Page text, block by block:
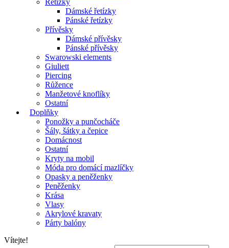
Řetízky
Dámské řetízky
Pánské řetízky
Přívěsky
Dámské přívěsky
Pánské přívěsky
Swarowski elements
Giuliett
Piercing
Růžence
Manžetové knoflíky
Ostatní
Doplňky
Ponožky a punčocháče
Šály, šátky a čepice
Domácnost
Ostatní
Kryty na mobil
Móda pro domácí mazlíčky
Opasky a peněženky
Peněženky
Krása
Vlasy
Akrylové kravaty
Párty balóny
Vítejte!